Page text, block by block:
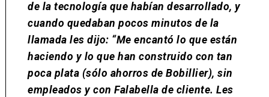
de la tecnología que habían desarrollado, y
cuando quedaban pocos minutos de la
llamada les dijo: “Me encantó lo que están
haciendo y lo que han construido con tan
poca plata (sólo ahorros de Bobillier), sin
empleados y con Falabella de cliente. Les